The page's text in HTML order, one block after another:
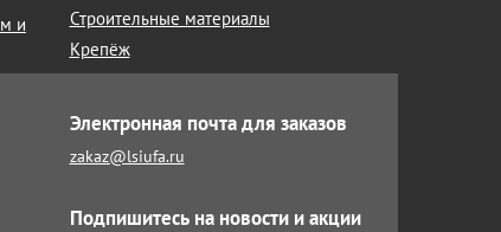
и
Строительные материалы
Крепёж
Электронная почта для заказов
zakaz@lsiufa.ru
Подпишитесь на новости и акции